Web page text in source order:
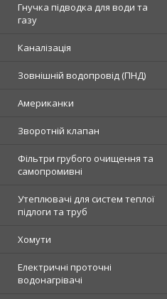
Гнучка підводка для води та
газу
Каналізація
Зовнішній водопровід (ПНД)
Американки
Зворотній клапан
Фільтри грубого очищення та
самопромивні
Утеплювачі для систем теплої
підлоги та труб
Хомути
Електричні проточні
водонагрівачі